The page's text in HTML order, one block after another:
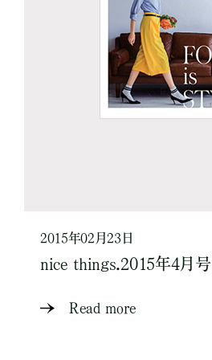
2015年02月23日
nice things.2015年4月号
Read more